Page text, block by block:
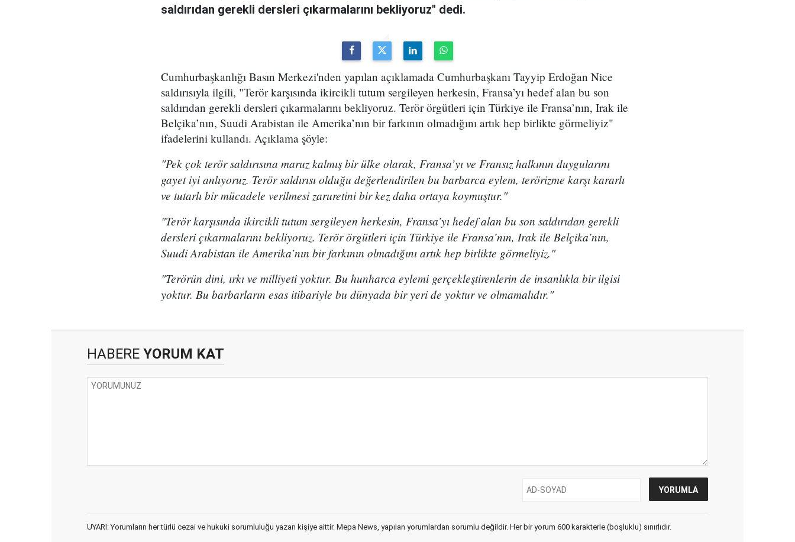
saldırıdan gerekli dersleri çıkarmalarını bekliyoruz" dedi.
Cumhurbaşkanlığı Basın Merkezi'nden yapılan açıklamada Cumhurbaşkanı Tayyip Erdoğan Nice
saldırısıyla ilgili, "Terör karşısında ikircikli tutum sergileyen herkesin, Fransa’yı hedef alan bu son
saldırıdan gerekli dersleri çıkarmalarını bekliyoruz. Terör örgütleri için Türkiye ile Fransa’nın, Irak ile
Belçika’nın, Suudi Arabistan ile Amerika’nın bir farkının olmadığını artık hep birlikte görmeliyiz"
ifadelerini kullandı. Açıklama şöyle:
"Pek çok terör saldırısına maruz kalmış bir ülke olarak, Fransa’yı ve Fransız halkının duygularını
gayet iyi anlıyoruz. Terör saldırısı olduğu değerlendirilen bu barbarca eylem, terörizme karşı kararlı
ve tutarlı bir mücadele verilmesi zaruretini bir kez daha ortaya koymuştur."
"Terör karşısında ikircikli tutum sergileyen herkesin, Fransa’yı hedef alan bu son saldırıdan gerekli
dersleri çıkarmalarını bekliyoruz. Terör örgütleri için Türkiye ile Fransa’nın, Irak ile Belçika’nın,
Suudi Arabistan ile Amerika’nın bir farkının olmadığını artık hep birlikte görmeliyiz."
"Terörün dini, ırkı ve milliyeti yoktur. Bu hunharca eylemi gerçekleştirenlerin de insanlıkla bir ilgisi
yoktur. Bu barbarların esas itibariyle bu dünyada bir yeri de yoktur ve olmamalıdır."
HABERE YORUM KAT
UYARI: Yorumların her türlü cezai ve hukuki sorumluluğu yazan kişiye aittir. Mepa News, yapılan yorumlardan sorumlu değildir. Her bir yorum 600 karakterle (boşluklu) sınırlıdır.